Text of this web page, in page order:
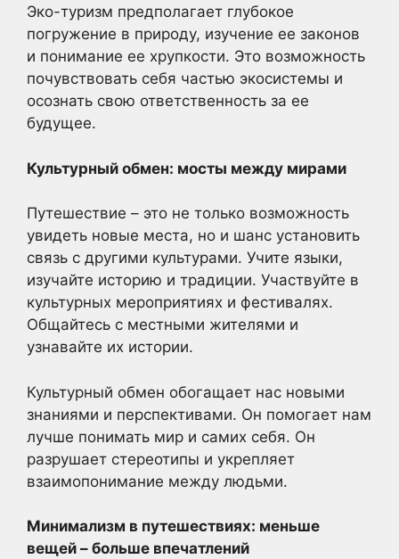
Эко-туризм предполагает глубокое
погружение в природу, изучение ее законов
и понимание ее хрупкости. Это возможность
почувствовать себя частью экосистемы и
осознать свою ответственность за ее
будущее.
Культурный обмен: мосты между мирами
Путешествие – это не только возможность
увидеть новые места, но и шанс установить
связь с другими культурами. Учите языки,
изучайте историю и традиции. Участвуйте в
культурных мероприятиях и фестивалях.
Общайтесь с местными жителями и
узнавайте их истории.
Культурный обмен обогащает нас новыми
знаниями и перспективами. Он помогает нам
лучше понимать мир и самих себя. Он
разрушает стереотипы и укрепляет
взаимопонимание между людьми.
Минимализм в путешествиях: меньше
вещей – больше впечатлений